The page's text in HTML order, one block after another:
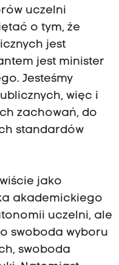
uczelni
o tym, że
jest
jest minister
Jesteśmy
więc i
zachowań, do
standardów
jako
akademickiego
uczelni, ale
swoboda wyboru
swoboda